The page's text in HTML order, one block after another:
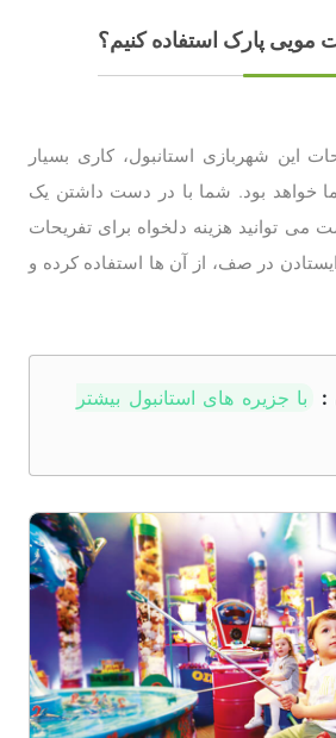
مویی پارک استفاده کنیم؟
این شهربازی استانبول، کاری بسیار
خواهد بود. شما با در دست داشتن یک
می توانید هزینه دلخواه برای تفریحات
ایستادن در صف، از آن ها استفاده کرده و
:
با جزیره های استانبول بیشتر